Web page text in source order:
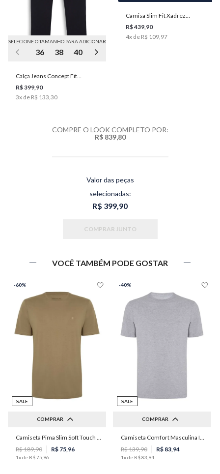
SELECIONE O TAMANHO PARA ADICIONAR
36 38 40 42
Calça Jeans Concept Fit
Masculina Individual
R$ 399,90
3x de R$ 133,30
Camisa Slim Fit Xadrez
Masculina Individual
R$ 439,90
4x de R$ 109,97
COMPRE O LOOK COMPLETO POR:
R$ 839,80
Valor das peças
selecionadas:
R$ 399,90
COMPRAR JUNTO
VOCÊ TAMBÉM PODE GOSTAR
-60%
SALE
COMPRAR
M
Camiseta Pima Slim Soft Touch Masculina Individual
R$189,90 R$ 75,96
1x de R$75 96
-40%
SALE
COMPRAR
P M G GG
Camiseta Comfort Masculina Individual
R$139,90 R$ 83,94
1x de R$83 94